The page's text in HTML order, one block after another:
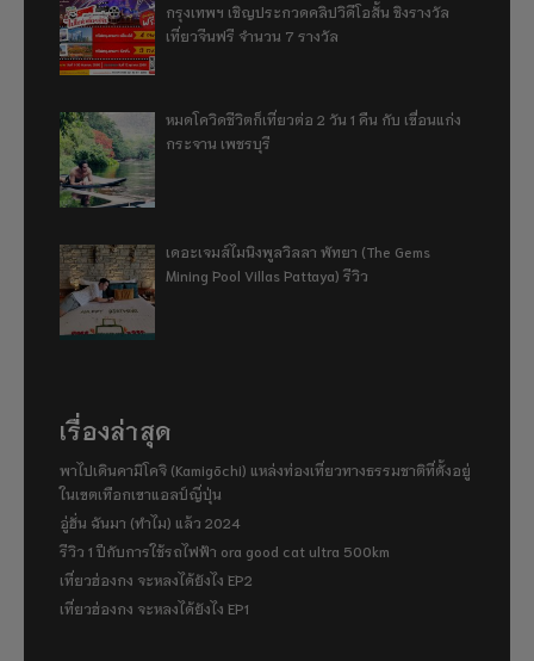
กรุงเทพฯ เชิญประกวดคลิปวิดีโอสั้น ชิงรางวัล
เที่ยวจีนฟรี จำนวน 7 รางวัล
หมดโควิดชีวิตก็เที่ยวต่อ 2 วัน 1 คืน กับ เขื่อนแก่ง
กระจาน เพชรบุรี
เดอะเจมส์ไมนิงพูลวิลลา พัทยา (The Gems
Mining Pool Villas Pattaya) รีวิว
เรื่องล่าสุด
พาไปเดินคามิโคจิ (Kamigōchi) แหล่งท่องเที่ยวทางธรรมชาติที่ตั้งอยู่
ในเขตเทือกเขาแอลป์ญี่ปุ่น
อู่ฮั่น ฉันมา (ทำไม) แล้ว 2024
รีวิว 1 ปีกับการใช้รถไฟฟ้า ora good cat ultra 500km
เที่ยวฮ่องกง จะหลงได้ยังไง EP2
เที่ยวฮ่องกง จะหลงได้ยังไง EP1